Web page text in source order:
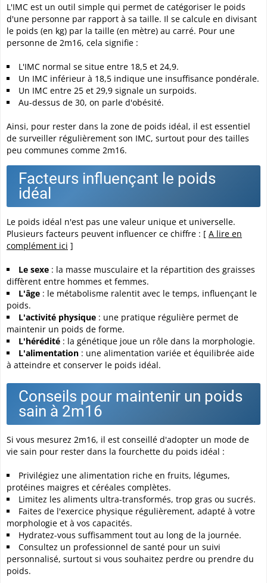
L'IMC est un outil simple qui permet de catégoriser le poids
d'une personne par rapport à sa taille. Il se calcule en divisant
le poids (en kg) par la taille (en mètre) au carré. Pour une
personne de 2m16, cela signifie :
L'IMC normal se situe entre 18,5 et 24,9.
Un IMC inférieur à 18,5 indique une insuffisance pondérale.
Un IMC entre 25 et 29,9 signale un surpoids.
Au-dessus de 30, on parle d'obésité.
Ainsi, pour rester dans la zone de poids idéal, il est essentiel
de surveiller régulièrement son IMC, surtout pour des tailles
peu communes comme 2m16.
Facteurs influençant le poids
idéal
Le poids idéal n'est pas une valeur unique et universelle.
Plusieurs facteurs peuvent influencer ce chiffre : [ A lire en
complément ici ]
Le sexe : la masse musculaire et la répartition des graisses
diffèrent entre hommes et femmes.
L'âge : le métabolisme ralentit avec le temps, influençant le
poids.
L'activité physique : une pratique régulière permet de
maintenir un poids de forme.
L'hérédité : la génétique joue un rôle dans la morphologie.
L'alimentation : une alimentation variée et équilibrée aide
à atteindre et conserver le poids idéal.
Conseils pour maintenir un poids
sain à 2m16
Si vous mesurez 2m16, il est conseillé d'adopter un mode de
vie sain pour rester dans la fourchette du poids idéal :
Privilégiez une alimentation riche en fruits, légumes,
protéines maigres et céréales complètes.
Limitez les aliments ultra-transformés, trop gras ou sucrés.
Faites de l'exercice physique régulièrement, adapté à votre
morphologie et à vos capacités.
Hydratez-vous suffisamment tout au long de la journée.
Consultez un professionnel de santé pour un suivi
personnalisé, surtout si vous souhaitez perdre ou prendre du
poids.